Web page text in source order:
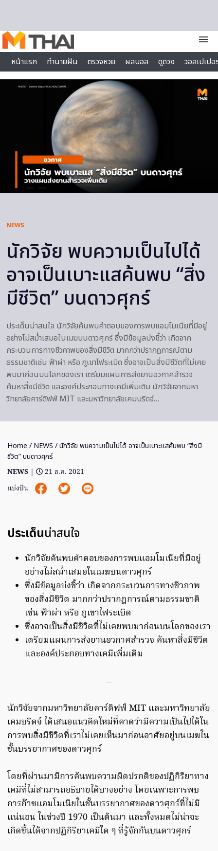
menu
หน้าแรก
ทำนายฝัน ตรวจหวย ผลบอล ดูดวง
วอลเปเป
ไลฟ์สไตล์
NEWS
นักวิจัย พบความเป็นไปได้
อาจเป็นเบาะแสค้นพบ “สิ่ง
มีชีวิต” บนดาวศุกร์
ประเด็นน่าสนใจ นักวิจัยค้นพบคำตอบของการพบแอมโมเนียที่มีอยู่
อย่างไม่สม่ำเสมอในเมฆบนดาวศุกร์ ซึ่งมีข้อมูลบ่งชี้ว่า เกิดจาก
กระบวนการทางชีวภาพของสิ่งมีชีวิต มากกว่าปรากฎการณ์ตาม
ธรรมชาติเช่น ฟ้าผ่า หรือ ภูเขาไฟระเบิด ซึ่งอาจเป็นสิ่งมีชีวิตที่ไม่เคย
พบมาก่อนบนโลกของเรา เตรียมแผนการส่งยานอวกาศสำรวจ
ค้นหาสิ่งมีชีวิต และองค์ประกอบทางเคมีเพิ่มเติม นักวิจัยจากมหา
วิทยาลัยคาร์ดิฟฟ์ MIT และมหาวิทยาลัยเคมบริดจ์…
Home / NEWS / นักวิจัย พบความเป็นไปได้ อาจเป็นเบาะแสค้นพบ “สิ่งมี
ชีวิต” บนดาวศุกร์
NEWS |
21 ธ.ค. 2021
แบ่งปัน
ประเด็นน่าสนใจ
นักวิจัยค้นพบคำตอบของการพบแอมโมเนียที่มีอยู่
อย่างไม่สม่ำเสมอในเมฆบนดาวศุกร์
ซึ่งมีข้อมูลบ่งชี้ว่า เกิดจากกระบวนการทางชีวภาพ
ของสิ่งมีชีวิต มากกว่าปรากฎการณ์ตามธรรมชาติ
เช่น ฟ้าผ่า หรือ ภูเขาไฟระเบิด
ซึ่งอาจเป็นสิ่งมีชีวิตที่ไม่เคยพบมาก่อนบนโลกของเรา
เตรียมแผนการส่งยานอวกาศสำรวจ ค้นหาสิ่งมีชีวิต
และองค์ประกอบทางเคมีเพิ่มเติม
…
นักวิจัยจากมหาวิทยาลัยคาร์ดิฟฟ์ MIT และมหาวิทยาลัย
เคมบริดจ์ ได้เสนอแนวคิดใหม่ที่คาดว่ามีความเป็นไปได้ใน
การพบสิ่งมีชีวิตที่เราไม่เคยเห็นมาก่อนอาศัยอยู่บนเมฆใน
ชั้นบรรยากาศของดาวศุกร์
โดยที่ผ่านมามีการค้นพบความผิดปรกติของปฏิกิริยาทาง
เคมีที่ไม่สามารถอธิบายได้บางอย่าง โดยเฉพาะการพบ
การก๊าซแอมโมเนียในชั้นบรรยากาศของดาวศุกร์ที่ไม่มี
แน่นอน ในช่วงปี 1970 เป็นต้นมา และทั้งหมดไม่น่าจะ
เกิดขึ้นได้จากปฏิกิริยาเคมีใด ๆ ที่รู้จักกันบนดาวศุกร์